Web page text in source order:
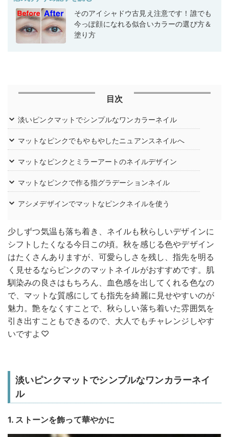
そのアイシャドウ古見え注意です！誰でも
今っぽ顔になれる似合いカラーの選び方＆
塗り方
目次
淡いピンクマットでシンプルなワンカラーネイル
マットなピンクでもやもやしたニュアンスネイルへ
マットなピンクとミラーアートのネイルデザイン
マットなピンクで作る指グラデーションネイル
アシメデザインでマットなピンクネイルを使う
少しずつ気温も落ち着き、ネイルも秋らしいデザインに
シフトしたくなる今日この頃。秋を感じる色やデザイン
はたくさんありますが、可愛らしさを残し、指先を明る
く見せるならピンクのマットネイルがおすすめです。肌
馴染みの良さはもちろん、血色感を出してくれる色なの
で、マットな質感にしても指先を綺麗に見せやすいのが
魅力。艶をなくすことで、秋らしい落ち着いた雰囲気を
引き出すこともできるので、大人でもチャレンジしやす
いですよ♡
淡いピンクマットでシンプルなワンカラーネイ
ル
1. ストーンを飾って華やかに